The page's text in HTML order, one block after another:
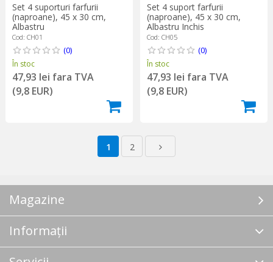
Set 4 suporturi farfurii
(naproane), 45 x 30 cm,
Albastru
Cod: CH01
(0)
În stoc
47,93 lei fara TVA
(9,8 EUR)
Set 4 suport farfurii
(naproane), 45 x 30 cm,
Albastru Inchis
Cod: CH05
(0)
În stoc
47,93 lei fara TVA
(9,8 EUR)
1 2
Magazine
Informații